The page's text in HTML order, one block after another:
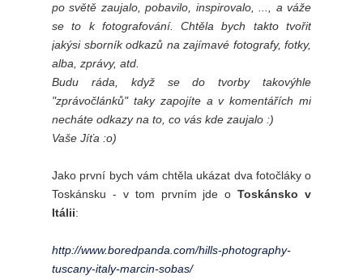
po světě zaujalo, pobavilo, inspirovalo, ..., a váže
se to k fotografování. Chtěla bych takto tvořit
jakýsi sborník odkazů na zajímavé fotografy, fotky,
alba, zprávy, atd.
Budu ráda, když se do tvorby takovýhle
"zprávočlánků" taky zapojíte a v komentářích mi
necháte odkazy na to, co vás kde zaujalo :)
Vaše Jíťa :o)
Jako první bych vám chtěla ukázat dva fotočláky o
Toskánsku - v tom prvním jde o Toskánsko v
Itálii:
http://www.boredpanda.com/hills-photography-
tuscany-italy-marcin-sobas/